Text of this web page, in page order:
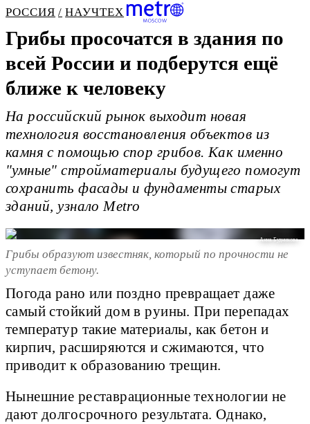
РОССИЯ НАУЧТЕХ
Грибы просочатся в здания по
всей России и подберутся ещё
ближе к человеку
На российский рынок выходит новая
технология восстановления объектов из
камня с помощью спор грибов. Как именно
"умные" стройматериалы будущего помогут
сохранить фасады и фундаменты старых
зданий, узнало Metro
Анна Будникова
Грибы образуют известняк, который по прочности не
уступает бетону.
Погода рано или поздно превращает даже
самый стойкий дом в руины. При перепадах
температур такие материалы, как бетон и
кирпич, расширяются и сжимаются, что
приводит к образованию трещин.
Нынешние реставрационные технологии не
дают долгосрочного результата. Однако,